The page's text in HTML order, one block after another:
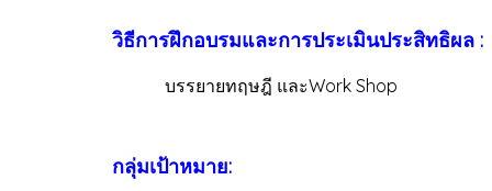
วิธีการฝึกอบรมและการประเมินประสิทธิผล :
บรรยายทฤษฎี และWork Shop
กลุ่มเป้าหมาย: